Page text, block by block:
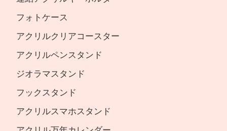
フォトケース
アクリルクリアコースター
アクリルペンスタンド
ジオラマスタンド
フックスタンド
アクリルスマホスタンド